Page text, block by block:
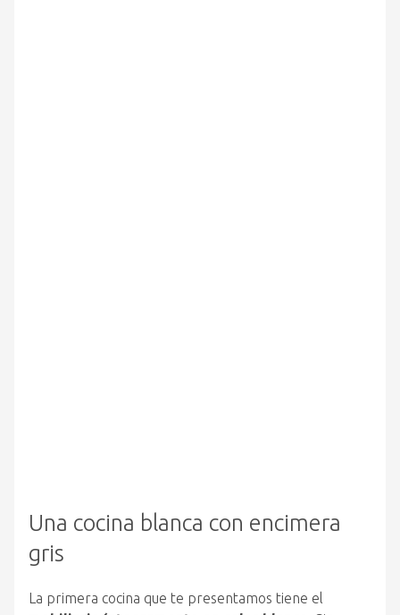
Una cocina blanca con encimera
gris
La primera cocina que te presentamos tiene el